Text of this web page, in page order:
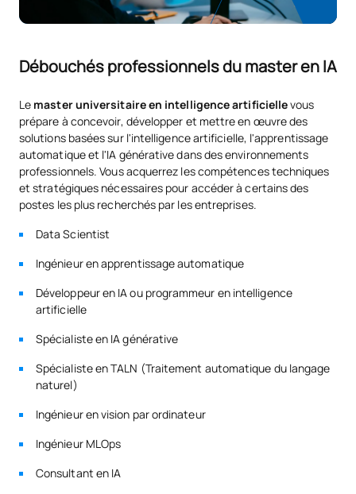
Débouchés professionnels du master en IA
Le master universitaire en intelligence artificiellevous
prépare à concevoir, développer et mettre en œuvre des
solutions basées sur l'intelligence artificielle, l'apprentissage
automatique et l'IA générative dans des environnements
professionnels. Vous acquerrez les compétences techniques
et stratégiques nécessaires pour accéder à certains des
postes les plus recherchés par les entreprises.
Data Scientist
Ingénieur en apprentissage automatique
Développeur en IA ou programmeur en intelligence
artificielle
Spécialiste en IA générative
Spécialiste en TALN (Traitement automatique du langage
naturel)
Ingénieur en vision par ordinateur
Ingénieur MLOps
Consultant en IA